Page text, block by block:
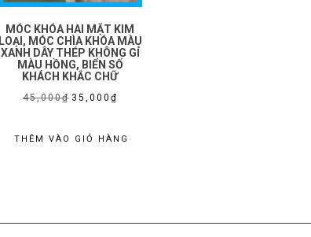
MÓC KHÓA HAI MẶT KIM
LOẠI, MÓC CHÌA KHÓA MÀU
XANH DÂY THÉP KHÔNG GỈ
MÀU HỒNG, BIỂN SỐ
KHÁCH KHẮC CHỮ
45,000₫ Giá
là:
35,000 ₫
tại
THÊM VÀO GIỎ HÀNG